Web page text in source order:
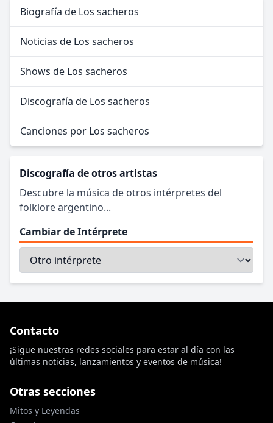
Biografía de Los sacheros
Noticias de Los sacheros
Shows de Los sacheros
Discografía de Los sacheros
Canciones por Los sacheros
Discografía de otros artistas
Descubre la música de otros intérpretes del
folklore argentino...
Cambiar de Intérprete
Contacto
¡Sigue nuestras redes sociales para estar al día con las
últimas noticias, lanzamientos y eventos de música!
Otras secciones
Mitos y Leyendas